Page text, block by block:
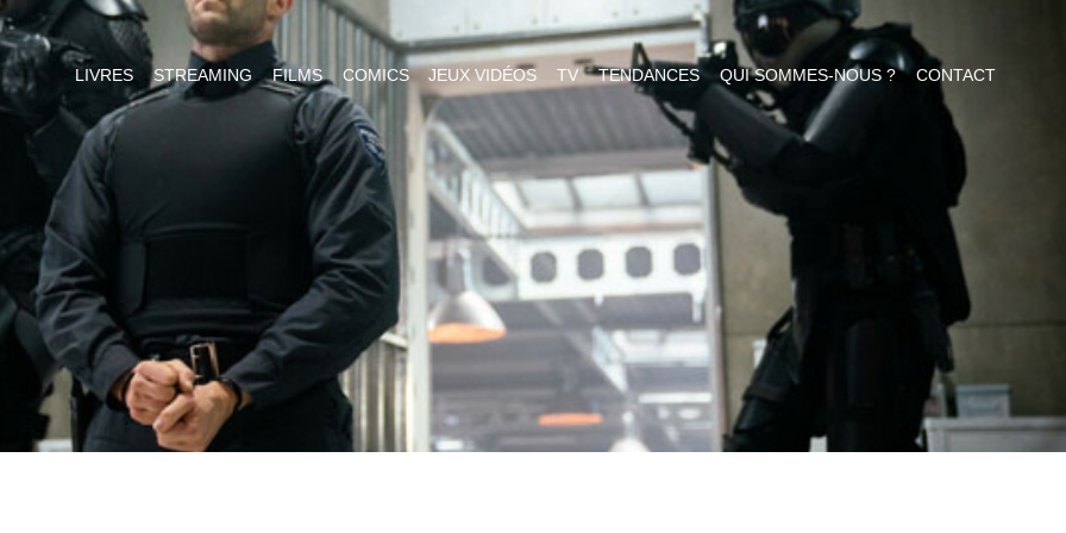
LIVRES STREAMING FILMS COMICS JEUX VIDÉOS TV TENDANCES QUI SOMMES-NOUS ? CONTACT